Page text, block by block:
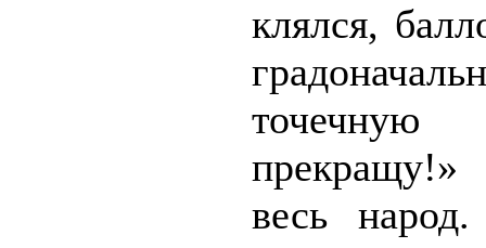
клялся,
точечную
весь